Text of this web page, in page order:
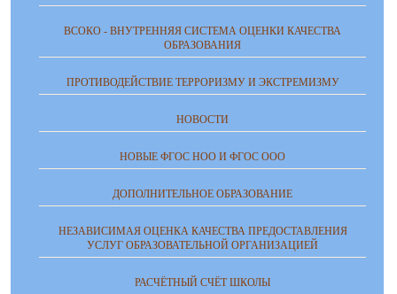
ВСОКО - ВНУТРЕННЯЯ СИСТЕМА ОЦЕНКИ КАЧЕСТВА
ОБРАЗОВАНИЯ
ПРОТИВОДЕЙСТВИЕ ТЕРРОРИЗМУ И ЭКСТРЕМИЗМУ
НОВОСТИ
НОВЫЕ ФГОС НОО И ФГОС ООО
ДОПОЛНИТЕЛЬНОЕ ОБРАЗОВАНИЕ
НЕЗАВИСИМАЯ ОЦЕНКА КАЧЕСТВА ПРЕДОСТАВЛЕНИЯ
УСЛУГ ОБРАЗОВАТЕЛЬНОЙ ОРГАНИЗАЦИЕЙ
РАСЧЁТНЫЙ СЧЁТ ШКОЛЫ